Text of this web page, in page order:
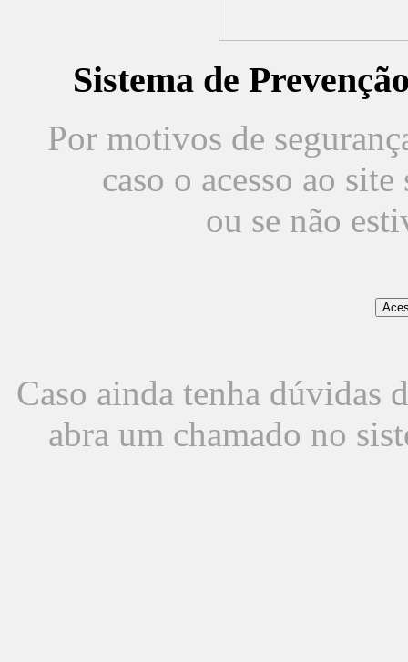
Sistema de
Por motivos de
caso o acesso ao
ou se não
Caso ainda tenha dúvidas
abra um chamado no